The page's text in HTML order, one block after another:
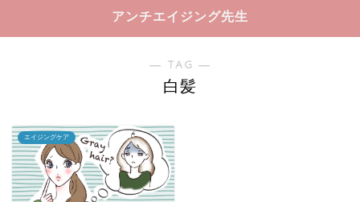
アンチエイジング先生
― TAG ―
白髪
エイジングケア